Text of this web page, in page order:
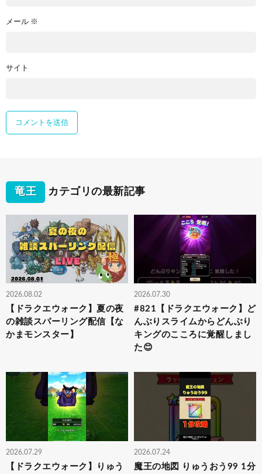
メール ※
サイト
竜王 カテゴリの最新記事
2026.08.02
【ドラクエウォーク】夏の夜
の雑談スパーリング配信【な
かまモンスター】
2026.07.30
#821【ドラクエウォーク】ど
んぶりスライムからどんぶり
キングのこころに覚醒しまし
た😊
2026.07.29
【ドラクエウォーク】りゅう
2026.07.24
魔王の地図 りゅうおう99 1分